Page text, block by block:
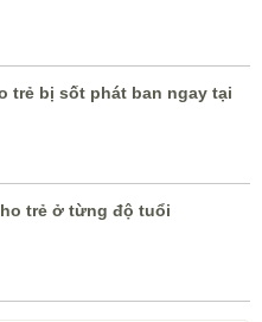
trẻ bị sốt phát ban ngay tại
trẻ ở từng độ tuổi